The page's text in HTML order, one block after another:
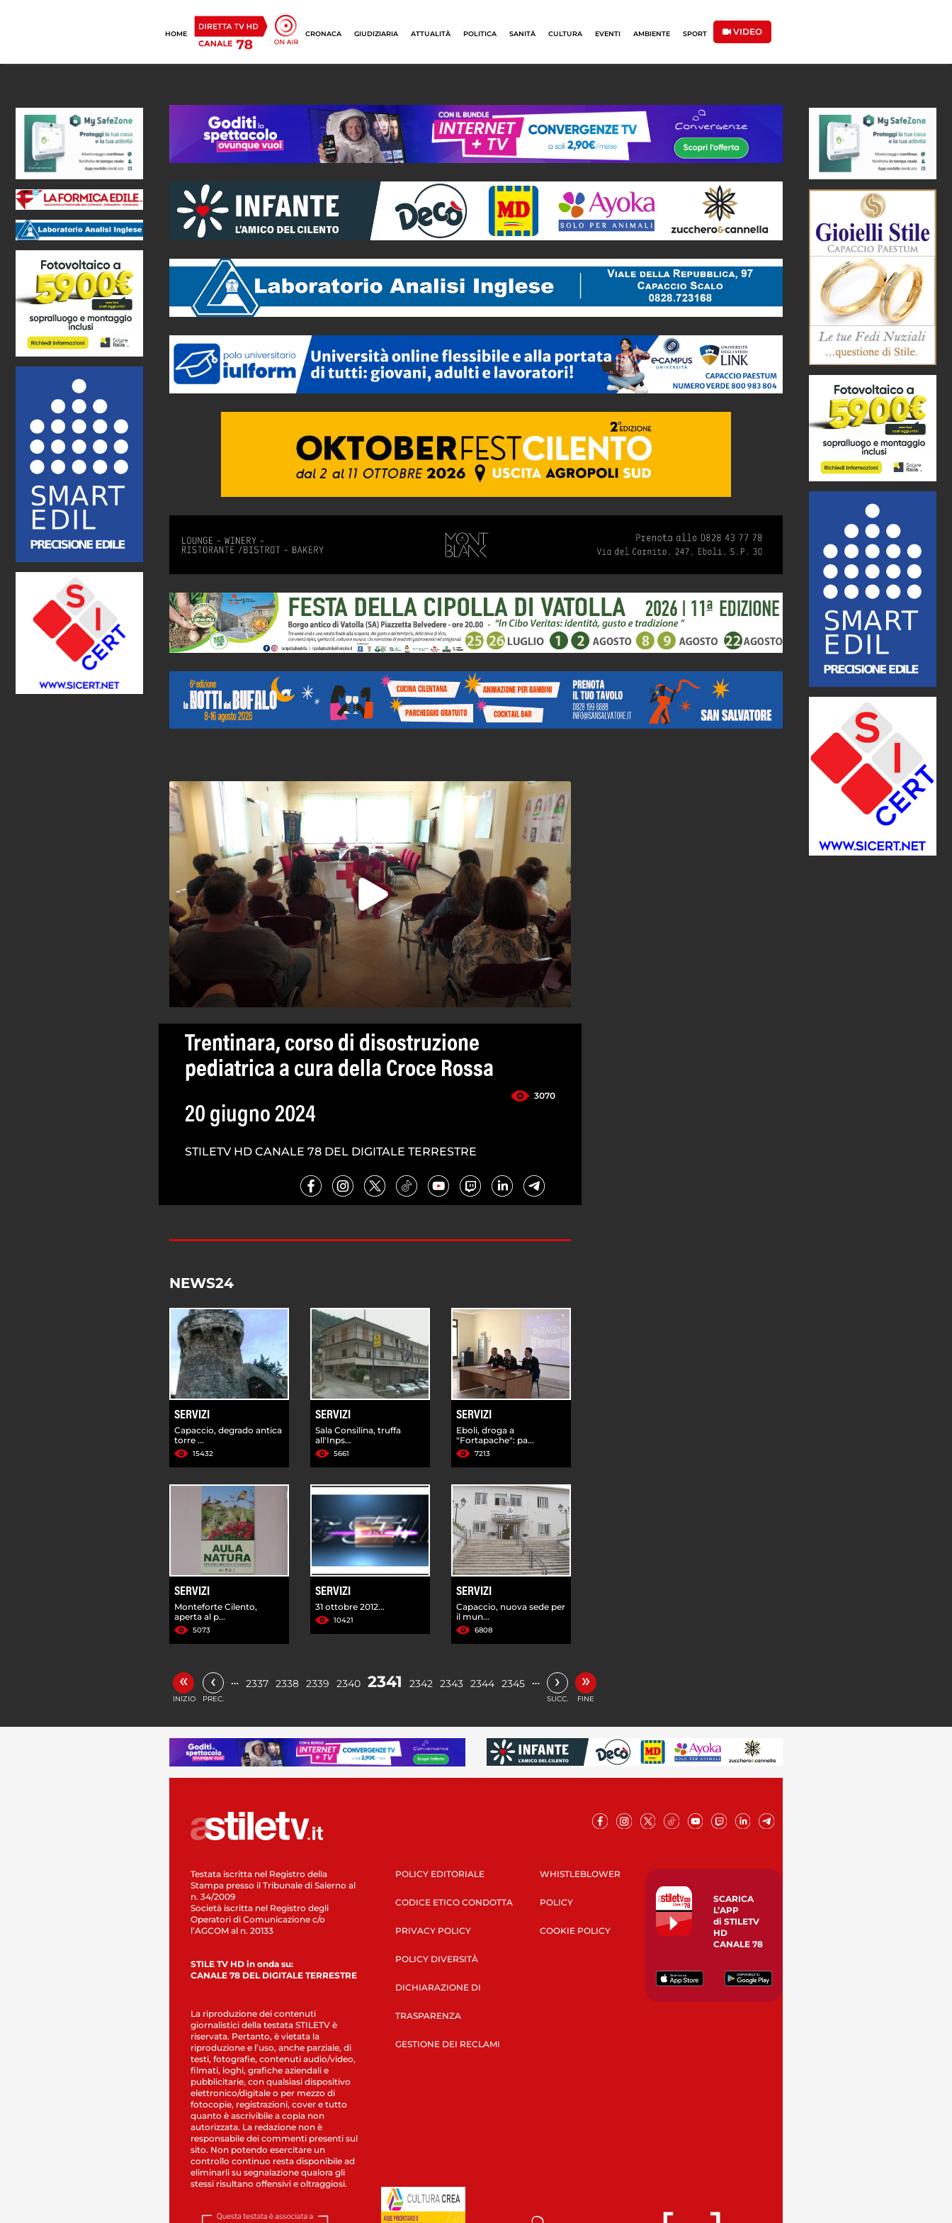
HOME CRONACA GIUDIZIARIA ATTUALITÀ POLITICA SANITÀ CULTURA EVENTI AMBIENTE SPORT VIDEO
Trentinara, corso di disostruzione
pediatrica a cura della Croce Rossa
3070
20 giugno 2024
STILETV HD CANALE 78 DEL DIGITALE TERRESTRE
NEWS24
SERVIZI
Capaccio, degrado antica
torre ...
15432
SERVIZI
Sala Consilina, truffa
all'Inps...
5661
SERVIZI
Eboli, droga a
"Fortapache": pa...
7213
SERVIZI
Monteforte Cilento,
aperta al p...
5073
SERVIZI
31 ottobre 2012...
10421
SERVIZI
Capaccio, nuova sede per
il mun...
6808
«
INIZIO
‹
PREC.
… 2337 2338 2339 2340 2341 2342 2343 2344 2345 … ›
SUCC.
»
FINE
Testata iscritta nel Registro della
Stampa presso il Tribunale di Salerno al
n. 34/2009
Società iscritta nel Registro degli
Operatori di Comunicazione c/o
l’AGCOM al n. 20133
STILE TV HD in onda su:
CANALE 78 DEL DIGITALE TERRESTRE
La riproduzione dei contenuti
giornalistici della testata STILETV è
riservata. Pertanto, è vietata la
riproduzione e l’uso, anche parziale, di
testi, fotografie, contenuti audio/video,
filmati, loghi, grafiche aziendali e
pubblicitarie, con qualsiasi dispositivo
elettronico/digitale o per mezzo di
fotocopie, registrazioni, cover e tutto
quanto è ascrivibile a copia non
autorizzata. La redazione non è
responsabile dei commenti presenti sul
sito. Non potendo esercitare un
controllo continuo resta disponibile ad
eliminarli su segnalazione qualora gli
stessi risultano offensivi e oltraggiosi.
POLICY EDITORIALE
CODICE ETICO CONDOTTA
PRIVACY POLICY
POLICY DIVERSITÀ
DICHIARAZIONE DI
TRASPARENZA
GESTIONE DEI RECLAMI
WHISTLEBLOWER
POLICY
COOKIE POLICY
SCARICA
L’APP
di STILETV
HD
CANALE 78